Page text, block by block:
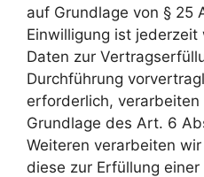
auf Grundlage von § 25
Einwilligung ist
Daten zur
Durchführung
erforderlich,
Grundlage des Art. 6
Weiteren verarbeiten
diese zur Erfüllung